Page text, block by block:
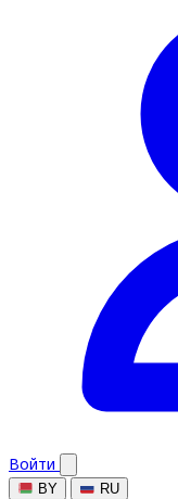
Войти
BY RU